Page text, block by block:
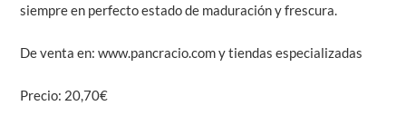
siempre en perfecto estado de maduración y frescura.
De venta en: www.pancracio.com y tiendas especializadas
Precio: 20,70€